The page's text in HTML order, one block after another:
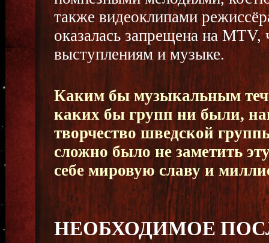
также видеоклипами
оказалась запрещена на MTV,
выступлениям и музыке.
Каким бы музыкальным
каких бы групп ни были,
творчество шведской
сложно было не заметить
себе мировую славу и
НЕОБХОДИМОЕ